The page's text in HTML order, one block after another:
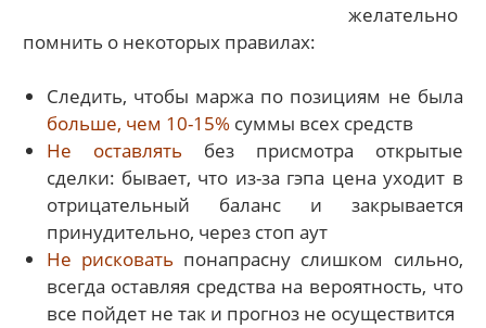
желательно
помнить о некоторых правилах:
Следить, чтобы маржа по позициям не была
больше, чем 10-15%суммы всех средств
Не оставлять без присмотра открытые
сделки: бывает, что из-за гэпа цена уходит в
отрицательный баланс и закрывается
принудительно, через стоп аут
Не рисковать понапрасну слишком сильно,
всегда оставляя средства на вероятность, что
все пойдет не так и прогноз не осуществится